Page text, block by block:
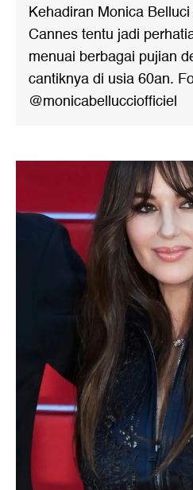
Kehadiran Monica
Cannes tentu jadi
menuai berbagai pujian
cantiknya di usia 60an.
@monicabellucciofficiel